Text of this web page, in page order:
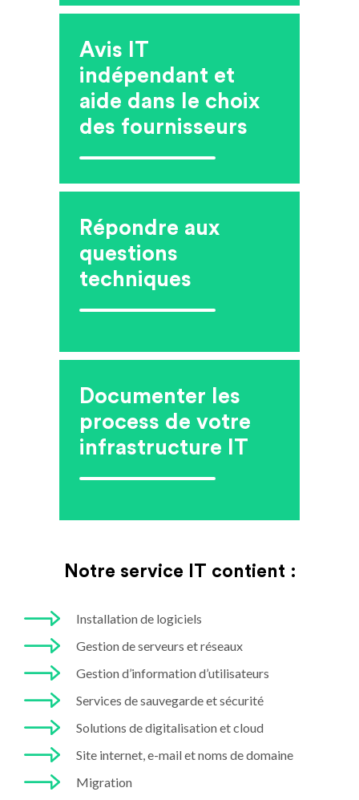
Avis IT
indépendant et
aide dans le choix
des fournisseurs
Répondre aux
questions
techniques
Documenter les
process de votre
infrastructure IT
Notre service IT contient :
Installation de logiciels
Gestion de serveurs et réseaux
Gestion d’information d’utilisateurs
Services de sauvegarde et sécurité
Solutions de digitalisation et cloud
Site internet, e-mail et noms de domaine
Migration